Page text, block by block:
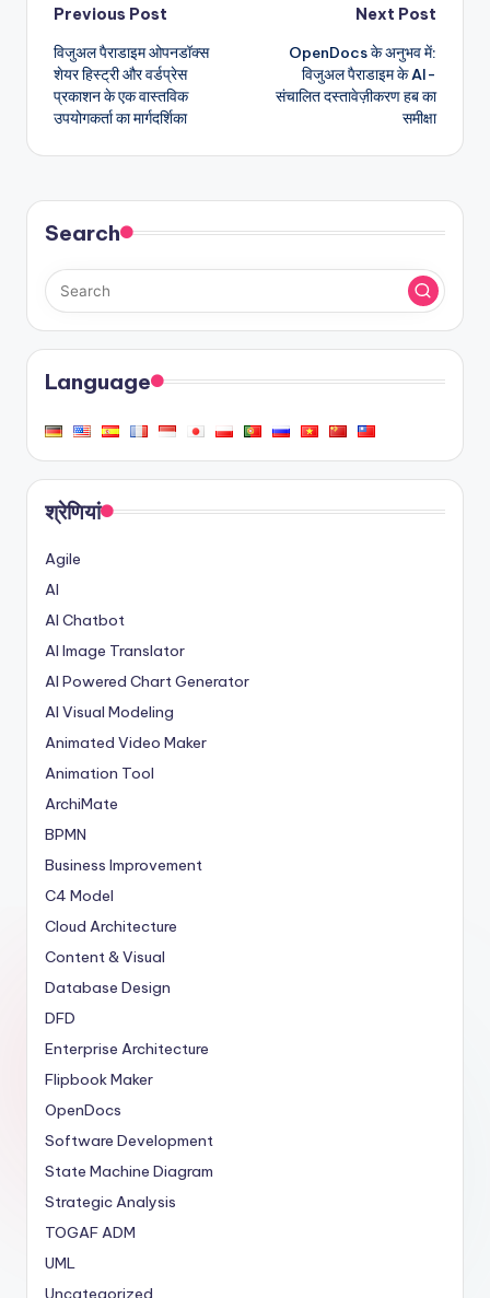
Post
navigation
Previous Post
विजुअल पैराडाइम ओपनडॉक्स
शेयर हिस्ट्री और वर्डप्रेस
प्रकाशन के एक वास्तविक
उपयोगकर्ता का मार्गदर्शिका
Next Post
OpenDocs के अनुभव में:
विजुअल पैराडाइम के AI-
संचालित दस्तावेज़ीकरण हब का
समीक्षा
Search
Language
श्रेणियां
Agile
AI
AI Chatbot
AI Image Translator
AI Powered Chart Generator
AI Visual Modeling
Animated Video Maker
Animation Tool
ArchiMate
BPMN
Business Improvement
C4 Model
Cloud Architecture
Content & Visual
Database Design
DFD
Enterprise Architecture
Flipbook Maker
OpenDocs
Software Development
State Machine Diagram
Strategic Analysis
TOGAF ADM
UML
Uncategorized